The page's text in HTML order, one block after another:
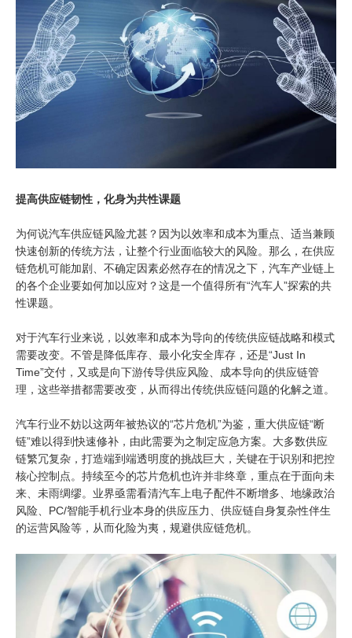
提高供应链韧性，化身为共性课题
为何说汽车供应链风险尤甚？因为以效率和成本为重点、适当兼顾
快速创新的传统方法，让整个行业面临较大的风险。那么，在供应
链危机可能加剧、不确定因素必然存在的情况之下，汽车产业链上
的各个企业要如何加以应对？这是一个值得所有“汽车人”探索的共
性课题。
对于汽车行业来说，以效率和成本为导向的传统供应链战略和模式
需要改变。不管是降低库存、最小化安全库存，还是“Just In
Time”交付，又或是向下游传导供应风险、成本导向的供应链管
理，这些举措都需要改变，从而得出传统供应链问题的化解之道。
汽车行业不妨以这两年被热议的“芯片危机”为鉴，重大供应链“断
链”难以得到快速修补，由此需要为之制定应急方案。大多数供应
链繁冗复杂，打造端到端透明度的挑战巨大，关键在于识别和把控
核心控制点。持续至今的芯片危机也许并非终章，重点在于面向未
来、未雨绸缪。业界亟需看清汽车上电子配件不断增多、地缘政治
风险、PC/智能手机行业本身的供应压力、供应链自身复杂性伴生
的运营风险等，从而化险为夷，规避供应链危机。